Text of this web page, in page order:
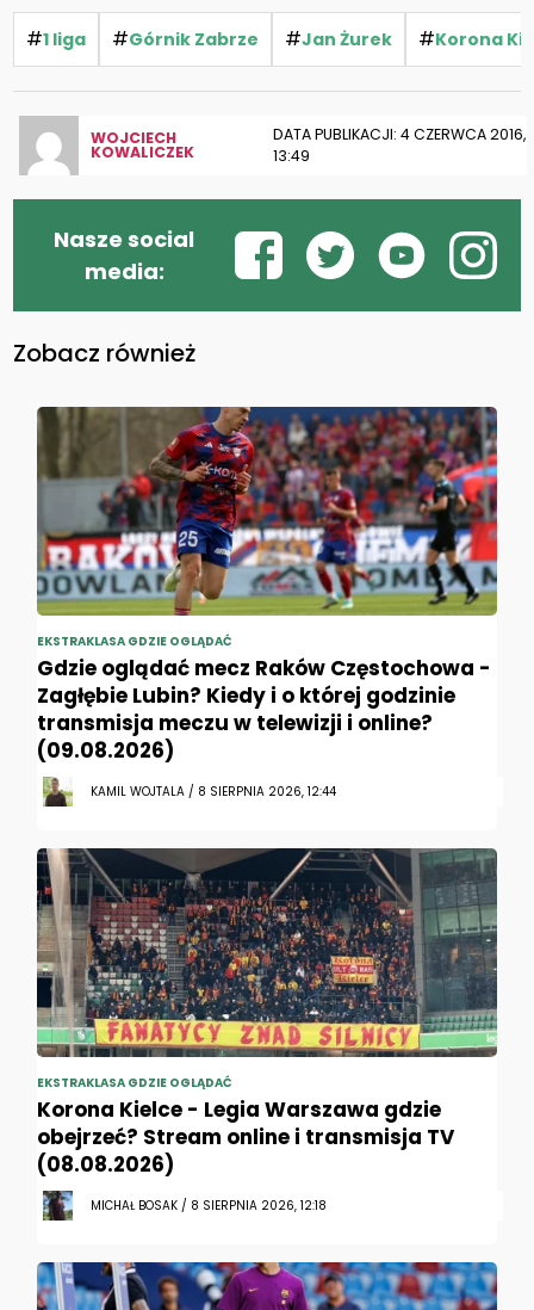
#1 liga #Górnik Zabrze #Jan Żurek #Korona
WOJCIECH
KOWALICZEK
DATA PUBLIKACJI: 4 CZERWCA 2016,
13:49
Nasze social
media:
Zobacz również
EKSTRAKLASA GDZIE OGLĄDAĆ
Gdzie oglądać mecz Raków Częstochowa -
Zagłębie Lubin? Kiedy i o której godzinie
transmisja meczu w telewizji i online?
(09.08.2026)
KAMIL WOJTALA / 8 SIERPNIA 2026, 12:44
EKSTRAKLASA GDZIE OGLĄDAĆ
Korona Kielce - Legia Warszawa gdzie
obejrzeć? Stream online i transmisja TV
(08.08.2026)
MICHAŁ BOSAK / 8 SIERPNIA 2026, 12:18